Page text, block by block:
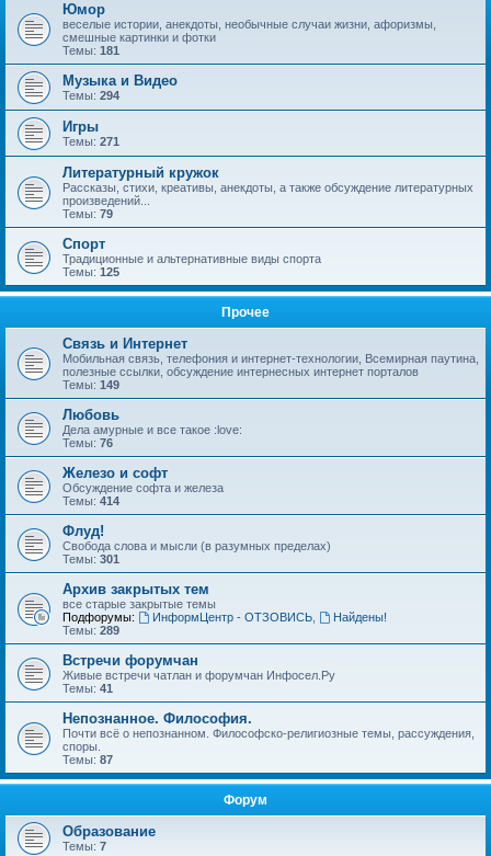
Юмор
веселые истории, анекдоты, необычные случаи жизни, афоризмы,
смешные картинки и фотки
Темы: 181
Музыка и Видео
Темы: 294
Игры
Темы: 271
Литературный кружок
Рассказы, стихи, креативы, анекдоты, а также обсуждение литературных
произведений...
Темы: 79
Спорт
Традиционные и альтернативные виды спорта
Темы: 125
Прочее
Связь и Интернет
Мобильная связь, телефония и интернет-технологии, Всемирная паутина,
полезные ссылки, обсуждение интернесных интернет порталов
Темы: 149
Любовь
Дела амурные и все такое :love:
Темы: 76
Железо и софт
Обсуждение софта и железа
Темы: 414
Флуд!
Свобода слова и мысли (в разумных пределах)
Темы: 301
Архив закрытых тем
все старые закрытые темы
Подфорумы:
ИнформЦентр - ОТЗОВИСЬ,
Найдены!
Темы: 289
Встречи форумчан
Живые встречи чатлан и форумчан Инфосел.Ру
Темы: 41
Непознанное. Философия.
Почти всё о непознанном. Философско-религиозные темы, рассуждения,
споры.
Темы: 87
Форум
Образование
Темы: 7